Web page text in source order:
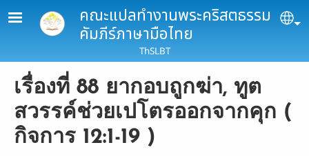
Skip to main contentคณะแปลทำงานพระคริสตธรรม
คัมภีร์ภาษามือไทย
ThSLBT
เรื่องที่ 88 ยากอบถูกฆ่า, ทูต
สวรรค์ช่วยเปโตรออกจากคุก (
กิจการ 12:1-19 )